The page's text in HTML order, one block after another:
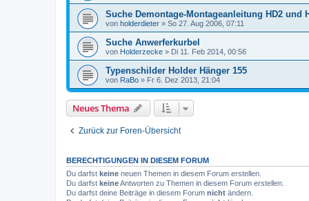
Suche Demontage-Montageanleitung HD2 und
von holderdieter » So 27. Aug 2006, 07:11
Suche Anwerferkurbel
von Holderzecke » Di 11. Feb 2014, 00:56
Typenschilder Holder Hänger 155
von RaBo » Fr 6. Dez 2013, 21:04
Neues Thema
Zurück zur Foren-Übersicht
BERECHTIGUNGEN IN DIESEM FORUM
Du darfst keine neuen Themen in diesem Forum erstellen.
Du darfst keineAntworten zu Themen in diesem Forum erstellen.
Du darfst deine Beiträge in diesem Forum nicht ändern.